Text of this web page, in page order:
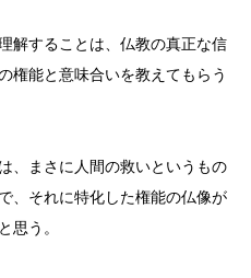
解することは、仏教の真正な信
権能と意味合いを教えてもらう
、まさに人間の救いというもの
、それに特化した権能の仏像が
思う。